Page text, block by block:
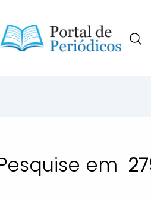
Portal de Periódicos da
em